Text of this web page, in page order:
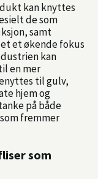
kan knyttes
de som
samt
et økende fokus
kan
en mer
til gulv,
hjem og
på både
fremmer
som